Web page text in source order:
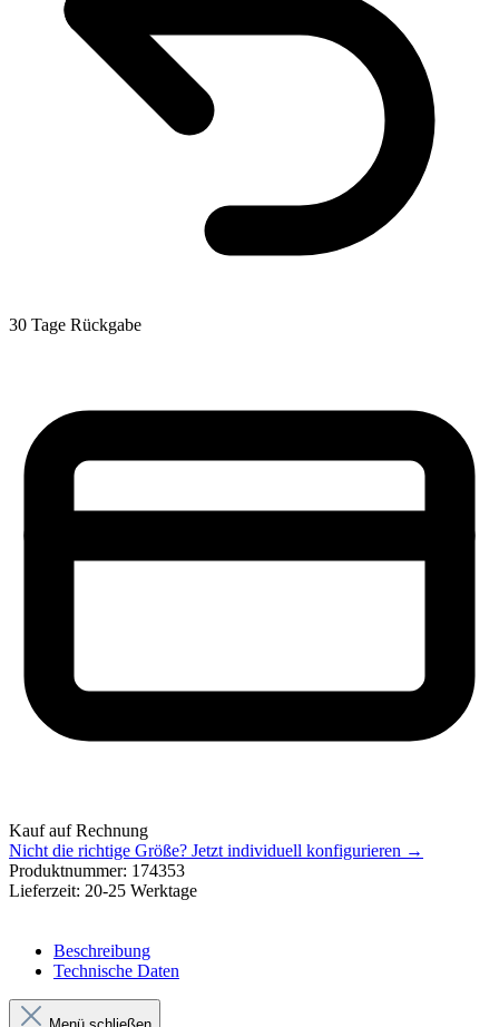
30 Tage Rückgabe
Kauf auf Rechnung
Nicht die richtige Größe? Jetzt individuell konfigurieren →
Produktnummer: 174353
Lieferzeit: 20-25 Werktage
Beschreibung
Technische Daten